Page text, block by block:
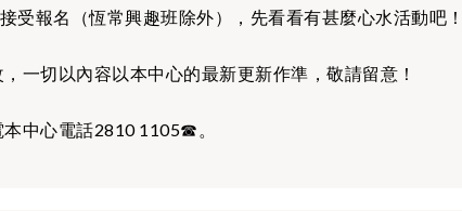
受報名（恆常興趣班除外），先看看有甚麼心水活動吧！
一切以內容以本中心的最新更新作準，敬請留意！
中心電話2810 1105☎。